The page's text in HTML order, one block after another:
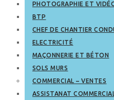
PHOTOGRAPHIE ET
BTP
CHEF DE CHANTIER
ELECTRICITÉ
MAÇONNERIE ET BÉTON
SOLS MURS
COMMERCIAL – VENTES
ASSISTANAT